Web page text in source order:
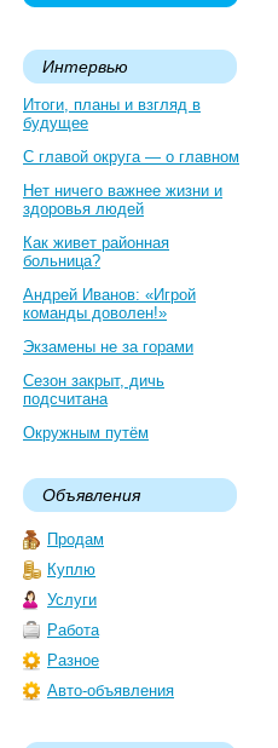
Интервью
Итоги, планы и взгляд в
будущее
С главой округа — о главном
Нет ничего важнее жизни и
здоровья людей
Как живет районная
больница?
Андрей Иванов: «Игрой
команды доволен!»
Экзамены не за горами
Сезон закрыт, дичь
подсчитана
Окружным путём
Объявления
Продам
Куплю
Услуги
Работа
Разное
Авто-объявления